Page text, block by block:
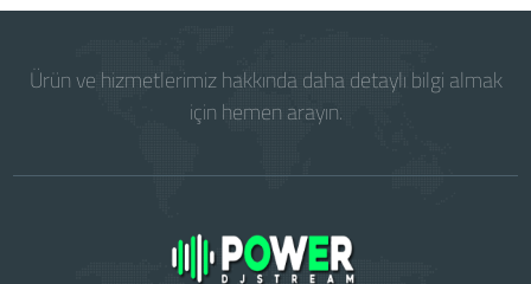
Ürün ve hizmetlerimiz hakkında daha detaylı bilgi almak
için hemen arayın.